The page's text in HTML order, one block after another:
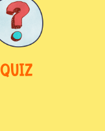
QUIZ